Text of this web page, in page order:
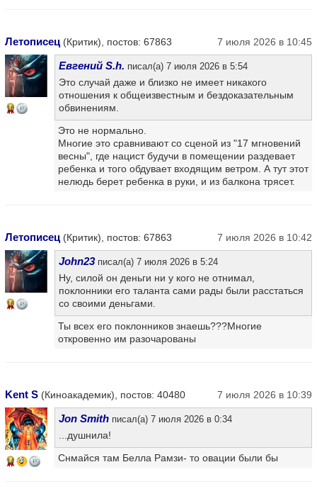
Летописец (Критик), постов: 67863 7 июля 2026 в 10:45
16
Евгений S.h. писал(а) 7 июля 2026 в 5:54
Это случай даже и близко не имеет никакого
отношения к общеизвестным и бездоказательным
обвинениям.
Это не нормально.
Многие это сравнивают со сценой из "17 мгновений
весны", где нацист будучи в помещении раздевает
ребенка и того обдувает входящим ветром. А тут этот
нелюдь берет ребенка в руки, и из балкона трясет.
Летописец (Критик), постов: 67863 7 июля 2026 в 10:42
16
John23писал(а) 7 июля 2026 в 5:24
Ну, силой он деньги ни у кого не отнимал,
поклонники его таланта сами рады были расстаться
со своими деньгами.
Ты всех его поклонников знаешь???Многие
откровенно им разочарованы
Kent S (Киноакадемик), постов: 40480 7 июля 2026 в 10:39
14
Jon Smith писал(а) 7 июля 2026 в 0:34
...душнила!
Снмайся там Белла Рамзи- то овации были бы